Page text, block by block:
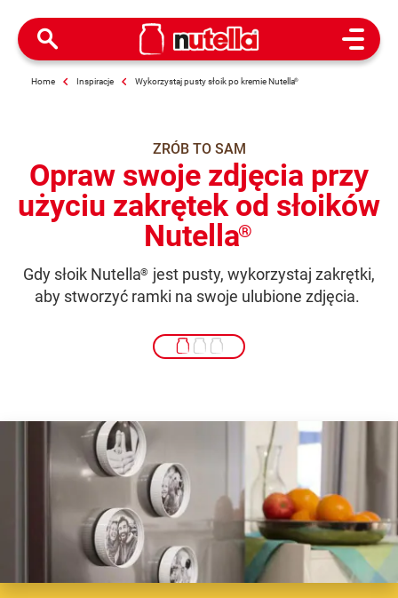
Open
Home Inspiracje Wykorzystaj pusty słoik po kremie Nutella®
ZRÓB TO SAM
Opraw swoje zdjęcia przy
użyciu zakrętek od słoików
Nutella®
Gdy słoik Nutella® jest pusty, wykorzystaj zakrętki,
aby stworzyć ramki na swoje ulubione zdjęcia.